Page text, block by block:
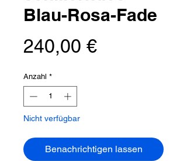
Blau-Rosa-Fade
240,00 €Preis
Anzahl *
Nicht verfügbar
Benachrichtigen lassen